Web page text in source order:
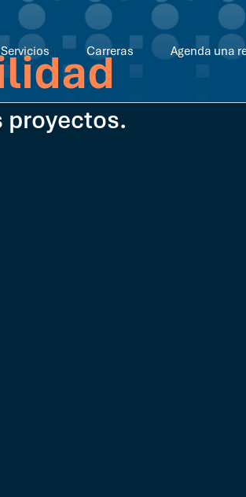
Servicios Carreras Agenda una
proyectos.